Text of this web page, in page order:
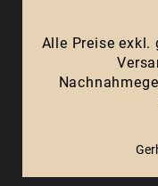
Alle Preise exkl.